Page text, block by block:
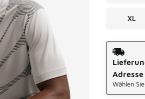
XL
Versandart
Adresse
Wählen